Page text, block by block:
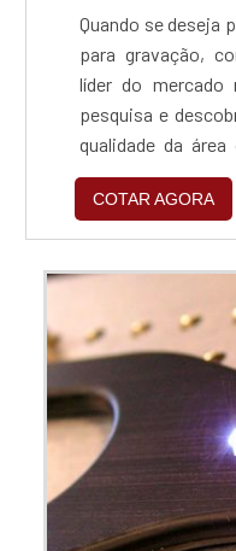
Quando se deseja
para gravação,
líder do mercado
pesquisa e
qualidade da área de
lembrar que o
empresas
cuidado ajuda
durabilidade dos
prejuízos com
peças defeituos...
COTAR AGORA